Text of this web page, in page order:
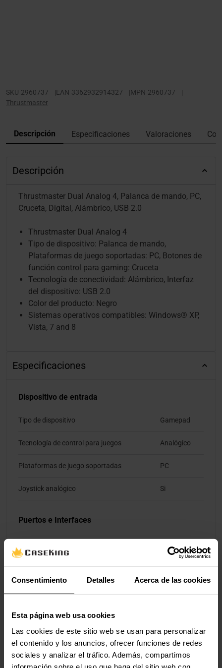
Consentimiento Detalles Acerca de las cookies
Esta página web usa cookies
Las cookies de este sitio web se usan para personalizar
el contenido y los anuncios, ofrecer funciones de redes
sociales y analizar el tráfico. Además, compartimos
SKU 2960737 |EAN 3362932914327 |MPN 2960737
|
Thrustmaster
Descripción Especificaciones Valoraciones
Descripción
Thrustmaster Dual Analog 4, Palanca de mando, PC,
Cruceta, Digital, Alámbrico, USB 2.0
Thrustmaster Dual Analog 4
Tipo de dispositivo: Palanca de mando,
Plataformas de juego soportadas: PC, Botones de
función control para gaming: Cruceta
Tecnología de conectividad: Alámbrico, Interfaz
del dispositivo: USB 2.0
Color del producto: Negro
Sistemas operativos compatibles: Windows® XP,
Vista, 7 and 8
Especificaciones
Dispositivo de entrada
Tipo de dispositivo Gamepad
Tecnología de control para juegos Analógico
Plataformas de juego soportadas PC
Joystick analógico Si
Puertos e Interfaces
Tecnología de conectividad Alámbrico
Ergonomía
Color del producto
Control de energía